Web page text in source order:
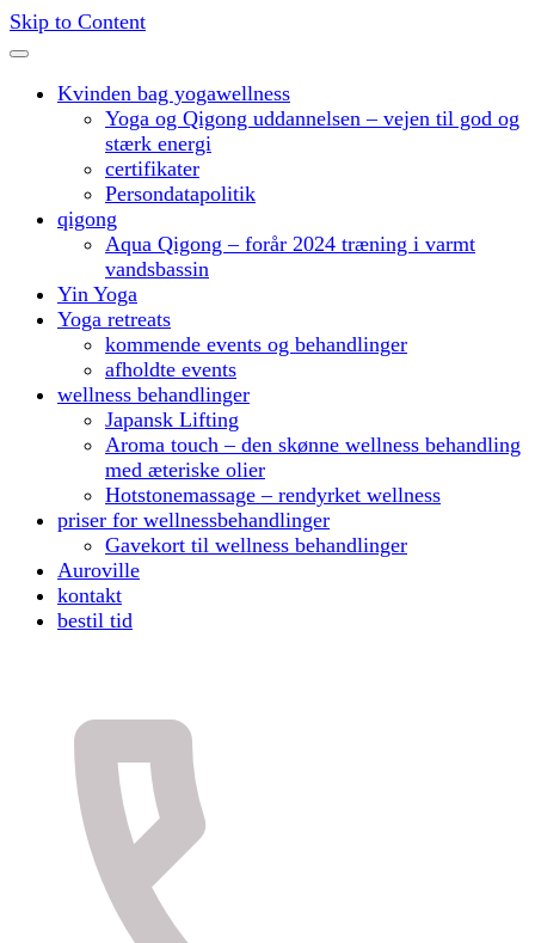
Skip to Content
Kvinden bag yogawellness
Yoga og Qigong uddannelsen – vejen til god og
stærk energi
certifikater
Persondatapolitik
qigong
Aqua Qigong – forår 2024 træning i varmt
vandsbassin
Yin Yoga
Yoga retreats
kommende events og behandlinger
afholdte events
wellness behandlinger
Japansk Lifting
Aroma touch – den skønne wellness behandling
med æteriske olier
Hotstonemassage – rendyrket wellness
priser for wellnessbehandlinger
Gavekort til wellness behandlinger
Auroville
kontakt
bestil tid